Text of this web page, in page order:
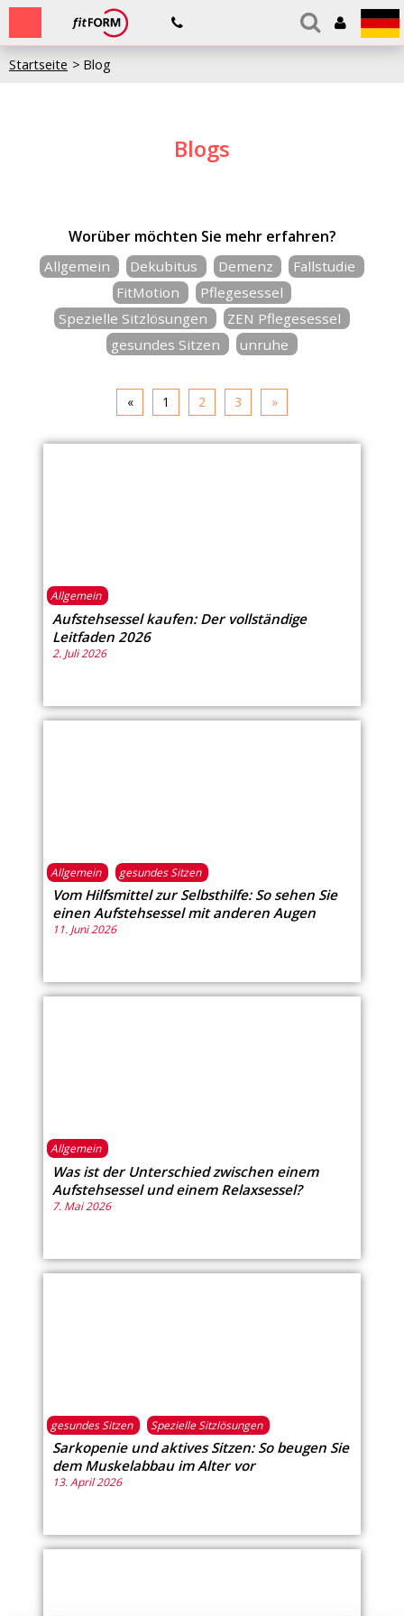
Startseite Blog
Blogs
Worüber möchten Sie mehr erfahren?
Allgemein Dekubitus Demenz
Fallstudie
FitMotion
Pflegesessel
Spezielle Sitzlösungen
ZEN Pflegesessel
gesundes Sitzen
unruhe
« 1 2 3 »
Allgemein
Aufstehsessel kaufen: Der vollständige
Leitfaden 2026
2. Juli 2026
Allgemein gesundes Sitzen
Vom Hilfsmittel zur Selbsthilfe: So sehen Sie
einen Aufstehsessel mit anderen Augen
11. Juni 2026
Allgemein
Was ist der Unterschied zwischen einem
Aufstehsessel und einem Relaxsessel?
7. Mai 2026
gesundes Sitzen Spezielle Sitzlösungen
Sarkopenie und aktives Sitzen: So beugen Sie
dem Muskelabbau im Alter vor
13. April 2026